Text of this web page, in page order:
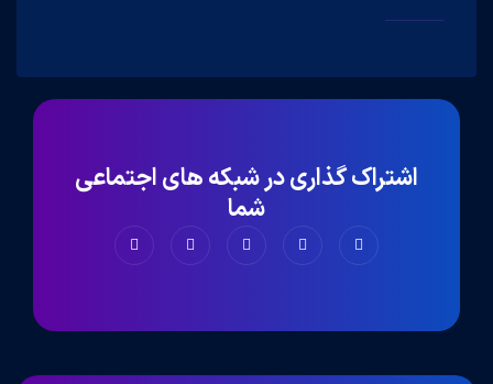
اشتراک گذاری در شبکه های اجتماعی
شما